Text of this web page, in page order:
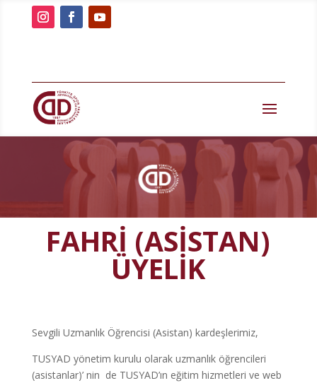
FAHRİ (ASİSTAN)
ÜYELİK
Sevgili Uzmanlık Öğrencisi (Asistan) kardeşlerimiz,
TUSYAD yönetim kurulu olarak uzmanlık öğrencileri
(asistanlar)’ nin de TUSYAD’ın eğitim hizmetleri ve web